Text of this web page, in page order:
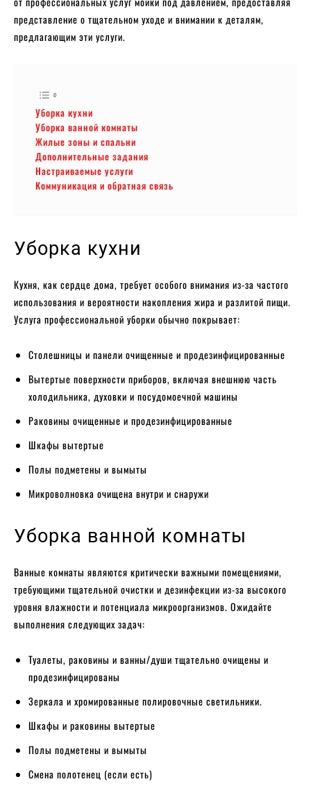
представление о тщательном уходе и внимании к деталям,
предлагающим эти услуги.
Уборка кухни
Уборка ванной комнаты
Жилые зоны и спальни
Дополнительные задания
Настраиваемые услуги
Коммуникация и обратная связь
Уборка кухни
Кухня, как сердце дома, требует особого внимания из-за частого
использования и вероятности накопления жира и разлитой пищи.
Услуга профессиональной уборки обычно покрывает:
Столешницы и панели очищенные и продезинфицированные
Вытертые поверхности приборов, включая внешнюю часть
холодильника, духовки и посудомоечной машины
Раковины очищенные и продезинфицированные
Шкафы вытертые
Полы подметены и вымыты
Микроволновка очищена внутри и снаружи
Уборка ванной комнаты
Ванные комнаты являются критически важными помещениями,
требующими тщательной очистки и дезинфекции из-за высокого
уровня влажности и потенциала микроорганизмов. Ожидайте
выполнения следующих задач:
Туалеты, раковины и ванны/души тщательно очищены и
продезинфицированы
Зеркала и хромированные полировочные светильники.
Шкафы и раковины вытертые
Полы подметены и вымыты
Смена полотенец (если есть)